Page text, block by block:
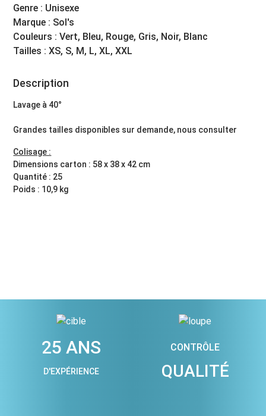
Genre : Unisexe
Marque : Sol's
Couleurs : Vert, Bleu, Rouge, Gris, Noir, Blanc
Tailles : XS, S, M, L, XL, XXL
Description
Lavage à 40°
Grandes tailles disponibles sur demande, nous consulter
Colisage :
Dimensions carton : 58 x 38 x 42 cm
Quantité : 25
Poids : 10,9 kg
25 ANS
D'EXPÉRIENCE
CONTRÔLE
QUALITÉ